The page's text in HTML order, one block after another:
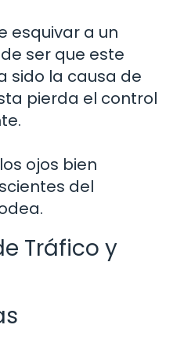
esquivar a un
ser que este
sido la causa de
pierda el control
ojos bien
del
Tráfico y